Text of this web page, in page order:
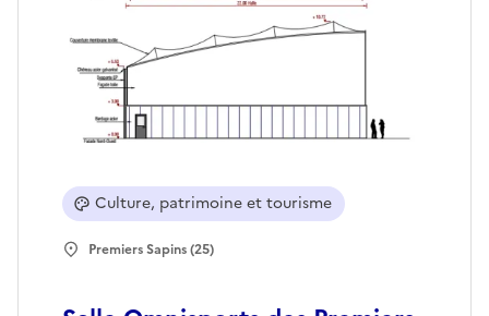
Culture, patrimoine et tourisme
Premiers Sapins (25)